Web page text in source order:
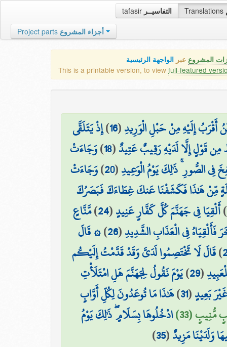
tafasir التفاسيــر Translations
Project parts أجزاء المشروع
المشروع عبر الواجهة الرئيسية
This is a printable version, to view full-featured
أَقْرَبُ إِلَيْهِ مِنْ حَبْلِ الْوَرِيدِ(
16
)إِذْ يَتَلَقَّى
مِن قَوْلٍ إِلَّا لَدَيْهِ رَقِيبٌ عَتِيدٌ(
18
)وَجَاءَتْ
فِي الصُّورِ ۚ ذَٰلِكَ يَوْمُ الْوَعِيدِ(
20
)وَجَاءَتْ
مِّنْ هَٰذَا فَكَشَفْنَا عَنكَ غِطَاءَكَ فَبَصَرُكَ
)أَلْقِيَا فِي جَهَنَّمَ كُلَّ كَفَّارٍ عَنِيدٍ(
24
)مَّنَّاعٍ
فَأَلْقِيَاهُ فِي الْعَذَابِ الشَّدِيدِ(
26
)۞ قَالَ
)قَالَ لَا تَخْتَصِمُوا لَدَيَّ وَقَدْ قَدَّمْتُ إِلَيْكُم
(
29
)يَوْمَ نَقُولُ لِجَهَنَّمَ هَلِ امْتَلَأْتِ
بَعِيدٍ(
31
)هَٰذَا مَا تُوعَدُونَ لِكُلِّ أَوَّابٍ
(33)
ادْخُلُوهَا بِسَلَامٍ ۖ ذَٰلِكَ يَوْمُ
وَلَدَيْنَا مَزِيدٌ(
35
)